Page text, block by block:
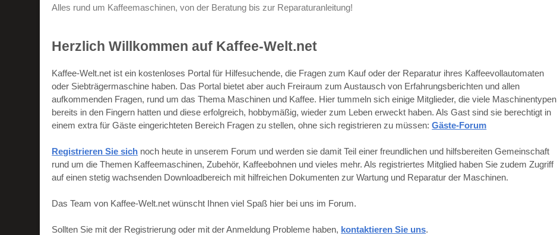
Alles rund um Kaffeemaschinen, von der Beratung bis zur Reparaturanleitung!
Herzlich Willkommen auf Kaffee-Welt.net
Kaffee-Welt.net ist ein kostenloses Portal für Hilfesuchende, die Fragen zum Kauf oder der Reparatur ihres Kaffeevollautomaten
oder Siebträgermaschine haben. Das Portal bietet aber auch Freiraum zum Austausch von Erfahrungsberichten und allen
aufkommenden Fragen, rund um das Thema Maschinen und Kaffee. Hier tummeln sich einige Mitglieder, die viele Maschinentypen
bereits in den Fingern hatten und diese erfolgreich, hobbymäßig, wieder zum Leben erweckt haben. Als Gast sind sie berechtigt in
einem extra für Gäste eingerichteten Bereich Fragen zu stellen, ohne sich registrieren zu müssen:Gäste-Forum
Registrieren Sie sich noch heute in unserem Forum und werden sie damit Teil einer freundlichen und hilfsbereiten Gemeinschaft
rund um die Themen Kaffeemaschinen, Zubehör, Kaffeebohnen und vieles mehr. Als registriertes Mitglied haben Sie zudem Zugriff
auf einen stetig wachsenden Downloadbereich mit hilfreichen Dokumenten zur Wartung und Reparatur der Maschinen.
Das Team von Kaffee-Welt.net wünscht Ihnen viel Spaß hier bei uns im Forum.
Sollten Sie mit der Registrierung oder mit der Anmeldung Probleme haben, kontaktieren Sie uns.